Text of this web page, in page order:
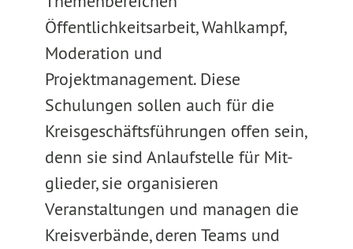
Öffentlichkeitsarbeit, Wahlkampf,
Moderation und
Projektmanagement. Diese
Schulungen sollen auch für die
Kreisgeschäftsführungen offen sein,
denn sie sind Anlaufstelle für Mit-
glieder, sie organisieren
Veranstaltungen und managen die
Kreisverbände, deren Teams und